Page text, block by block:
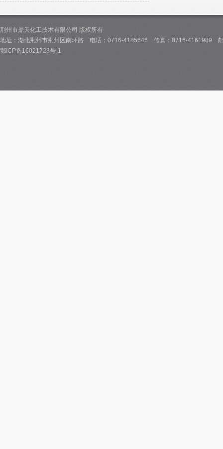
荆州市鼎天化工技术有限公司 版权所有
地址：湖北荆州市荆州区南环路 电话：0716-4185646 传真：0716-4161989
鄂ICP备16021723号-1